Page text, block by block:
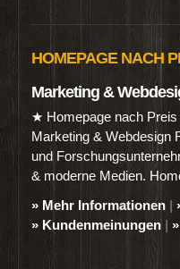
HOMEPAGE NACH
Marketing &
★ Homepage nach Preis
Marketing & Webdesign
und
& moderne Medien.
» Mehr Informationen |
» Kundenmeinungen |